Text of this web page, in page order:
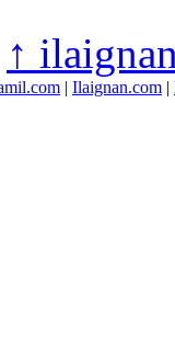
↑
| Ilaignan.com |